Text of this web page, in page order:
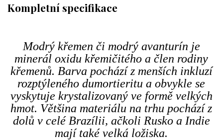
Kompletní specifikace
Modrý křemen či modrý avanturín je
minerál oxidu křemičitého a člen rodiny
křemenů. Barva pochází z menších inkluzí
rozptýleného dumortieritu a obvykle se
vyskytuje krystalizovaný ve formě velkých
hmot. Většina materiálu na trhu pochází z
dolů v celé Brazílii, ačkoli Rusko a Indie
mají také velká ložiska.